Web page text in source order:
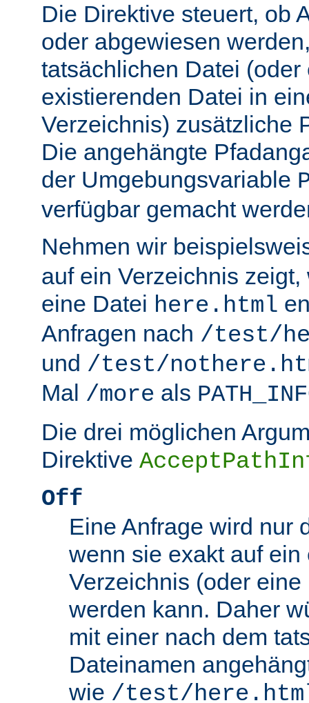
Die Direktive steuert, ob
oder abgewiesen
tatsächlichen Datei (oder
existierenden Datei in
Verzeichnis) zusätzliche
Die angehängte
der Umgebungsvariable
verfügbar gemacht
Nehmen wir
auf ein Verzeichnis
eine Datei here.html
Anfragen nach /test/
und /test/
Mal /more als
Die drei möglichen
Direktive
Off
Eine Anfrage wird nur
wenn sie exakt auf
Verzeichnis (oder
werden kann. Daher
mit einer nach dem
Dateinamen
wie /test/